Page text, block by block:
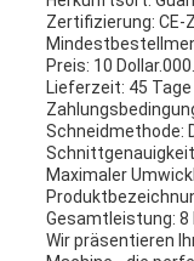
Zertifizierung: CE-
Preis: 10
Lieferzeit: 45 Tage
Schneidmethode:
Maximaler
Gesamtleistung: 8
Wir präsentieren